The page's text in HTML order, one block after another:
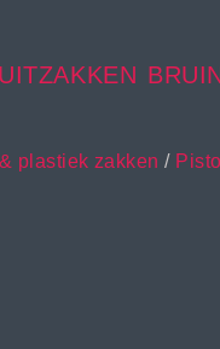
plastiek zakken /